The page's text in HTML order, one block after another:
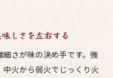
とお酒の相性を極める
が生むジューシーな一
しさを左右する
さが味の決め手です。強
火から弱火でじっくり火